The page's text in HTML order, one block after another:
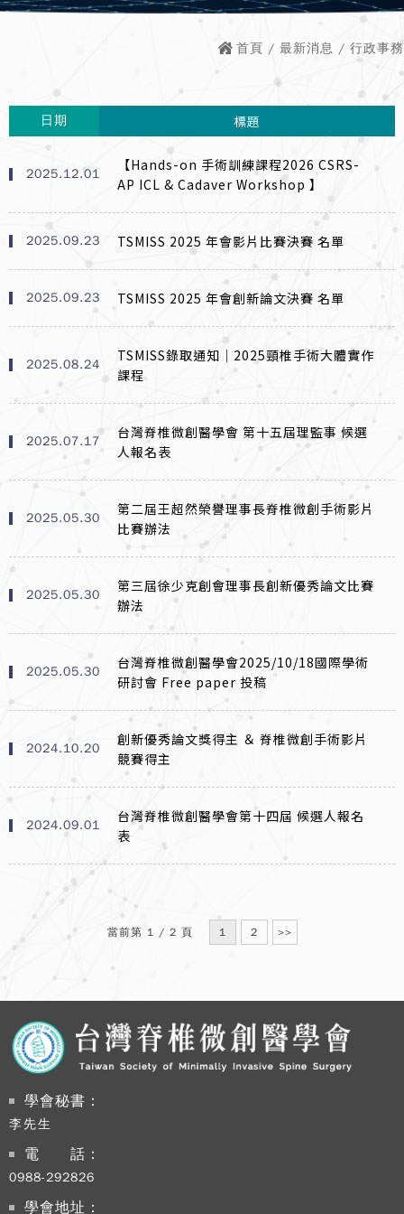
首頁 / 最新消息 / 行政事務
日期 標題
2025.12.01
【Hands-on 手術訓練課程2026 CSRS-
AP ICL & Cadaver Workshop 】
2025.09.23 TSMISS 2025 年會影片比賽決賽 名單
2025.09.23 TSMISS 2025 年會創新論文決賽 名單
2025.08.24
TSMISS錄取通知｜2025頸椎手術大體實作
課程
2025.07.17
台灣脊椎微創醫學會 第十五屆理監事 候選
人報名表
2025.05.30
第二屆王超然榮譽理事長脊椎微創手術影片
比賽辦法
2025.05.30
第三屆徐少克創會理事長創新優秀論文比賽
辦法
2025.05.30
台灣脊椎微創醫學會2025/10/18國際學術
研討會 Free paper 投稿
2024.10.20
創新優秀論文獎得主 ＆ 脊椎微創手術影片
競賽得主
2024.09.01
台灣脊椎微創醫學會第十四屆 候選人報名
表
當前第 1 / 2 頁 1 2 >>
學會秘書：
李先生
電 話：
0988-292826
學會地址：